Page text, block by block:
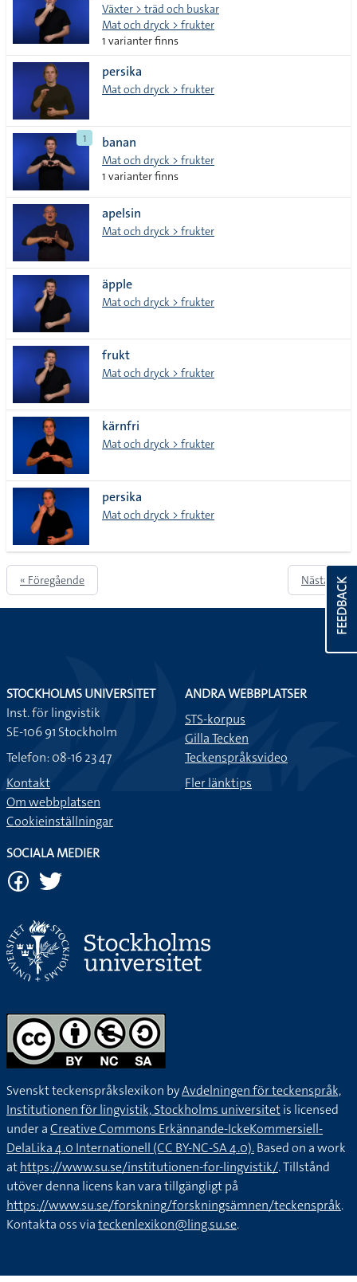
Växter > träd och buskar
Mat och dryck > frukter
1 varianter finns
persika
Mat och dryck > frukter
1 banan
Mat och dryck > frukter
1 varianter finns
apelsin
Mat och dryck > frukter
äpple
Mat och dryck > frukter
frukt
Mat och dryck > frukter
kärnfri
Mat och dryck > frukter
persika
Mat och dryck > frukter
« Föregående Nästa » FEEDBACK
STOCKHOLMS UNIVERSITET
Inst. för lingvistik
SE-106 91 Stockholm
Telefon: 08-16 23 47
Kontakt
Om webbplatsen
Cookieinställningar
ANDRA WEBBPLATSER
STS-korpus
Gilla Tecken
Teckenspråksvideo
Fler länktips
SOCIALA MEDIER
Svenskt teckenspråkslexikon byAvdelningen för teckenspråk,
Institutionen för lingvistik, Stockholms universitetis licensed
under aCreative Commons Erkännande-IckeKommersiell-
DelaLika 4.0 Internationell (CC BY-NC-SA 4.0).Based on a work
athttps://www.su.se/institutionen-for-lingvistik/. Tillstånd
utöver denna licens kan vara tillgängligt på
https://www.su.se/forskning/forskningsämnen/teckenspråk.
Kontakta oss viateckenlexikon@ling.su.se.